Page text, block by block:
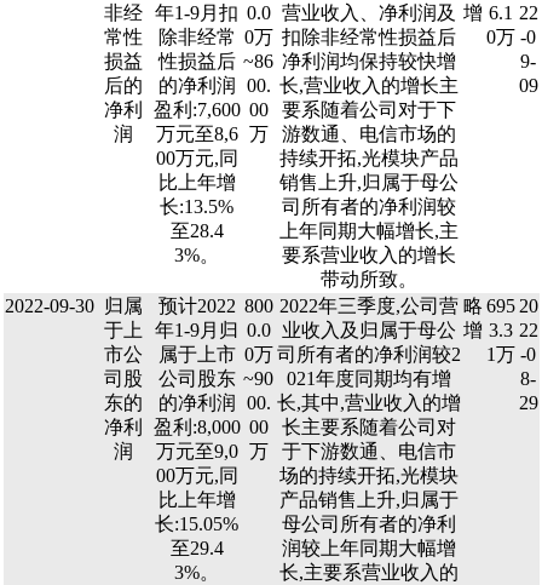
非经
常性
损益
后的
净利
润
年1-9月扣
除非经常
性损益后
的净利润
盈利:7,600
万元至8,6
00万元,同
比上年增
长:13.5%
至28.4
3%。
0.0
0万
~86
00.
00
万
营业收入、净利润及
扣除非经常性损益后
净利润均保持较快增
长,营业收入的增长主
要系随着公司对于下
游数通、电信市场的
持续开拓,光模块产品
销售上升,归属于母公
司所有者的净利润较
上年同期大幅增长,主
要系营业收入的增长
带动所致。
增 6.1
0万
22
-0
9-
09
2022-09-30 归属
于上
市公
司股
东的
净利
润
预计2022
年1-9月归
属于上市
公司股东
的净利润
盈利:8,000
万元至9,0
00万元,同
比上年增
长:15.05%
至29.4
3%。
800
0.0
0万
~90
00.
00
万
2022年三季度,公司营
业收入及归属于母公
司所有者的净利润较2
021年度同期均有增
长,其中,营业收入的增
长主要系随着公司对
于下游数通、电信市
场的持续开拓,光模块
产品销售上升,归属于
母公司所有者的净利
润较上年同期大幅增
长,主要系营业收入的
略
增
695
3.3
1万
20
22
-0
8-
29